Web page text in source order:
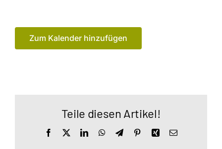
Zum Kalender hinzufügen
Teile diesen Artikel!
Facebook LinkedInWhatsApp
TelegramPinterestXingE-